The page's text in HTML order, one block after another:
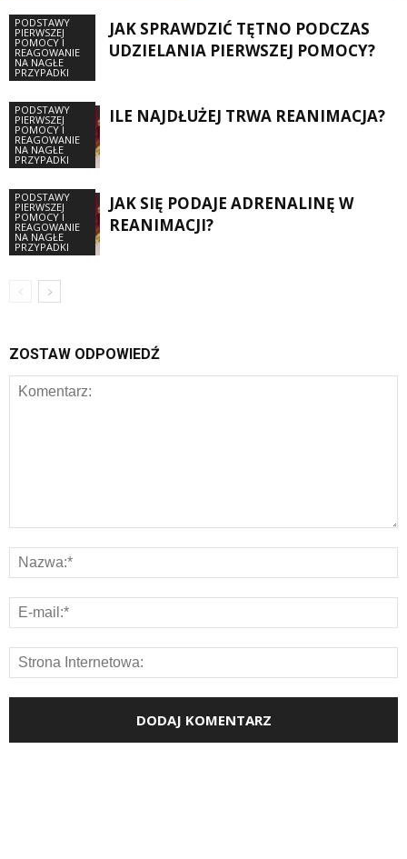
PODSTAWY
PIERWSZEJ
POMOCY I
REAGOWANIE
NA NAGŁE
PRZYPADKI
JAK SPRAWDZIĆ TĘTNO PODCZAS
UDZIELANIA PIERWSZEJ POMOCY?
PODSTAWY
PIERWSZEJ
POMOCY I
REAGOWANIE
NA NAGŁE
PRZYPADKI
ILE NAJDŁUŻEJ TRWA REANIMACJA?
PODSTAWY
PIERWSZEJ
POMOCY I
REAGOWANIE
NA NAGŁE
PRZYPADKI
JAK SIĘ PODAJE ADRENALINĘ W
REANIMACJI?
ZOSTAW ODPOWIEDŹ